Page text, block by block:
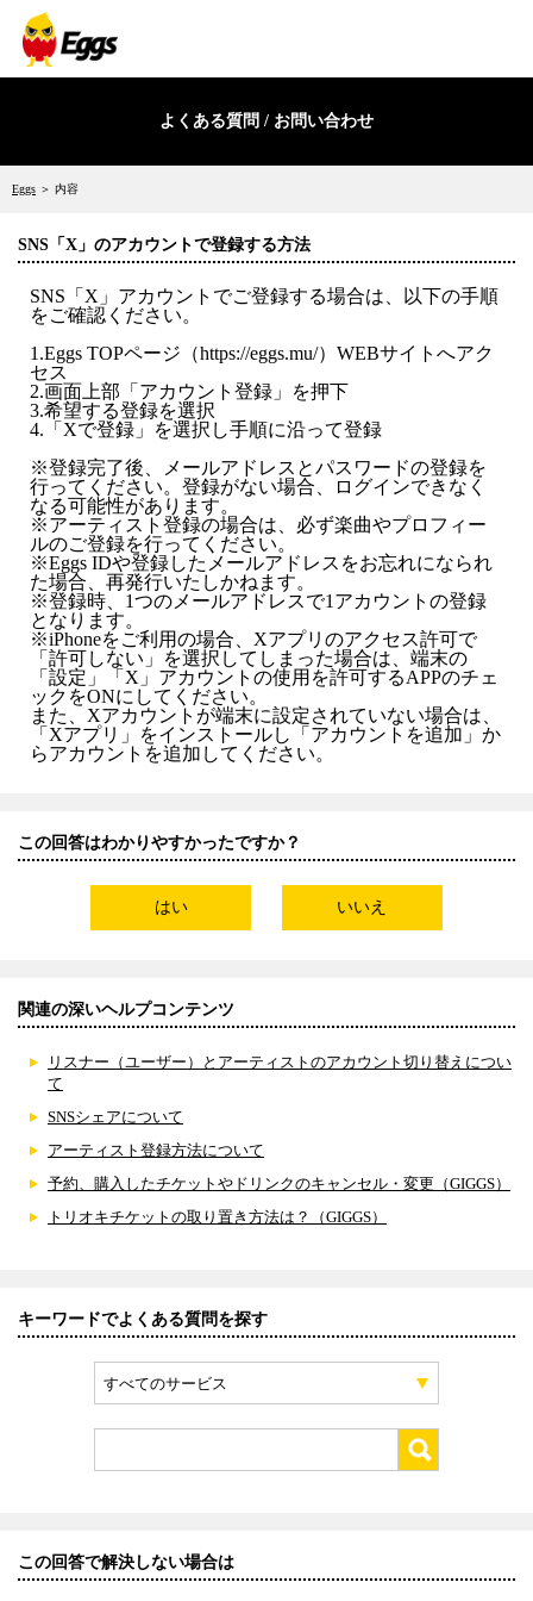
よくある質問 / お問い合わせ
Eggs ＞ 内容
SNS「X」のアカウントで登録する方法
SNS「X」アカウントでご登録する場合は、以下の手順
をご確認ください。
1.Eggs TOPページ（https://eggs.mu/）WEBサイトへアク
セス
2.画面上部「アカウント登録」を押下
3.希望する登録を選択
4.「Xで登録」を選択し手順に沿って登録
※登録完了後、メールアドレスとパスワードの登録を
行ってください。登録がない場合、ログインできなく
なる可能性があります。
※アーティスト登録の場合は、必ず楽曲やプロフィー
ルのご登録を行ってください。
※Eggs IDや登録したメールアドレスをお忘れになられ
た場合、再発行いたしかねます。
※登録時、1つのメールアドレスで1アカウントの登録
となります。
※iPhoneをご利用の場合、Xアプリのアクセス許可で
「許可しない」を選択してしまった場合は、端末の
「設定」「X」アカウントの使用を許可するAPPのチェ
ックをONにしてください。
また、Xアカウントが端末に設定されていない場合は、
「Xアプリ」をインストールし「アカウントを追加」か
らアカウントを追加してください。
この回答はわかりやすかったですか？
はい いいえ
関連の深いヘルプコンテンツ
リスナー（ユーザー）とアーティストのアカウント切り替えについ
て
SNSシェアについて
アーティスト登録方法について
予約、購入したチケットやドリンクのキャンセル・変更（GIGGS）
トリオキチケットの取り置き方法は？（GIGGS）
キーワードでよくある質問を探す
すべてのサービス
この回答で解決しない場合は